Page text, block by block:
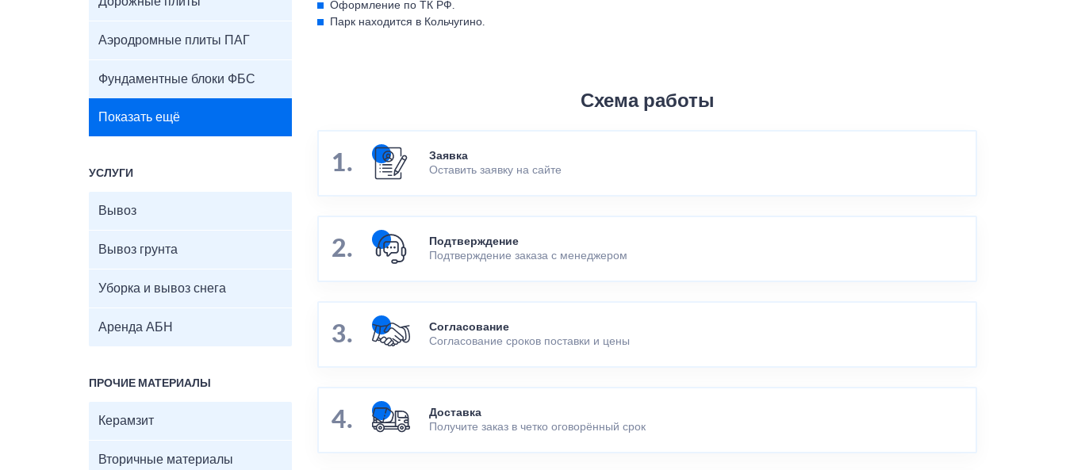
Аэродромные плиты ПАГ
Фундаментные блоки ФБС
Показать ещё
УСЛУГИ
Вывоз
Вывоз грунта
Уборка и вывоз снега
Аренда АБН
ПРОЧИЕ МАТЕРИАЛЫ
Керамзит
Вторичные материалы
Оформление по ТК РФ.
Парк находится в Кольчугино.
Схема работы
Заявка
Оставить заявку на сайте
Подтверждение
Подтверждение заказа с менеджером
Согласование
Согласование сроков поставки и цены
Доставка
Получите заказ в четко оговорённый срок